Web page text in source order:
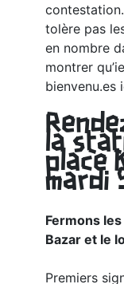
tolère pas
en nombre
montrer
bienvenu.es
la
place
mardi
Fermons
Bazar et le
Premiers